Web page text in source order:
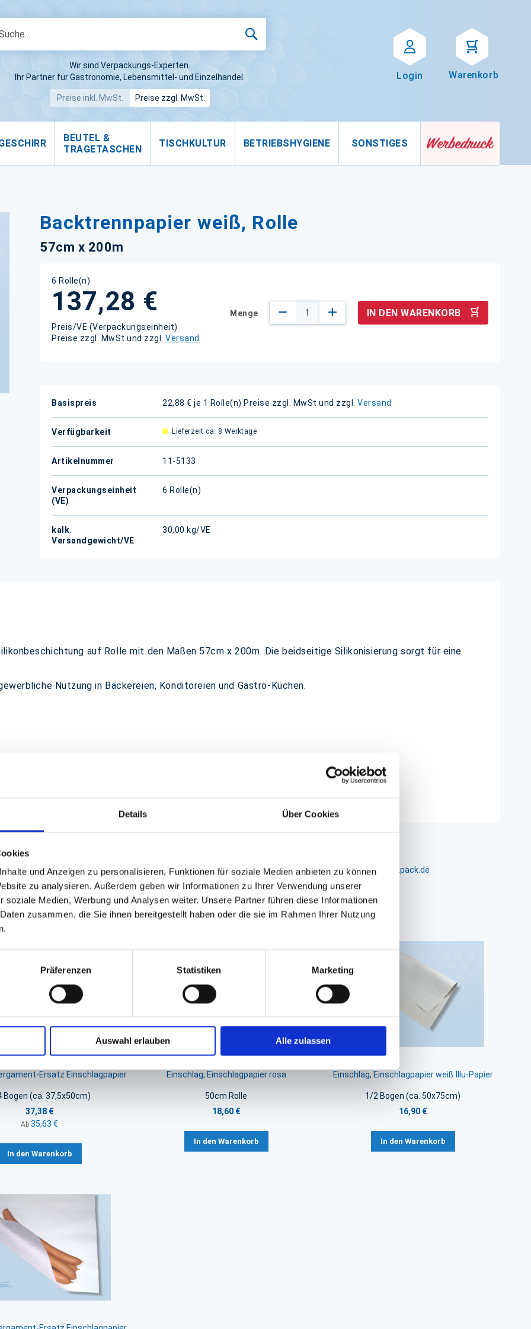
Details Über Cookies
und Anzeigen zu personalisieren, Funktionen für soziale Medien anbieten zu können
zu analysieren. Außerdem geben wir Informationen zu Ihrer Verwendung unserer
soziale Medien, Werbung und Analysen weiter. Unsere Partner führen diese Informationen
zusammen, die Sie ihnen bereitgestellt haben oder die sie im Rahmen Ihrer Nutzung
Präferenzen Statistiken Marketing
Auswahl erlauben Alle zulassen
Wir sind Verpackungs-Experten.
Ihr Partner für Gastronomie, Lebensmittel- und Einzelhandel.
Preise inkl. MwSt. Preise zzgl. MwSt.
Login Warenkorb
BEUTEL &
TRAGETASCHEN
TISCHKULTUR BETRIEBSHYGIENE SONSTIGES
Backtrennpapier weiß, Rolle
57cm x 200m
6 Rolle(n)
137,28 €
Preis/VE (Verpackungseinheit)
Preise zzgl. MwSt und zzgl.Versand
Menge IN DEN WARENKORB
Weitere
Basispreis 22,88 € je 1 Rolle(n) Preise zzgl. MwSt und zzgl.Versand
Verfügbarkeit Lieferzeit ca. 8 Werktage
Artikelnummer 11-5133
Verpackungseinheit
(VE)
6 Rolle(n)
kalk.
Versandgewicht/VE
30,00 kg/VE
auf Rolle mit den Maßen 57cm x 200m. Die beidseitige Silikonisierung sorgt für eine
Nutzung in Bäckereien, Konditoreien und Gastro-Küchen.
auf dem Bildschirm anders erscheinen als das Produkt selber)
Produktsicherheitsverordnung:packpack.de GmbH, Am Bullhamm 24-26, D-26441 Jever, info@packpack.de
sein
Ersatz Einschlagpapier
Bogen (ca. 37,5x50cm)
37,38 €
Ab 35,63 €
In den Warenkorb
Einschlag, Einschlagpapier rosa
50cm Rolle
18,60 €
In den Warenkorb
Einschlag, Einschlagpapier weiß Illu-Papier
1/2 Bogen (ca. 50x75cm)
16,90 €
In den Warenkorb